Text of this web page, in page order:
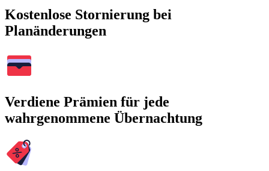
Kostenlose Stornierung bei
Planänderungen
Verdiene Prämien für jede
wahrgenommene Übernachtung